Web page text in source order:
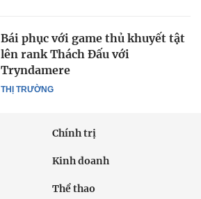
THỊ TRƯỜNG
Bái phục với game thủ khuyết tật
lên rank Thách Đấu với
Tryndamere
Chính trị
Kinh doanh
Thể thao